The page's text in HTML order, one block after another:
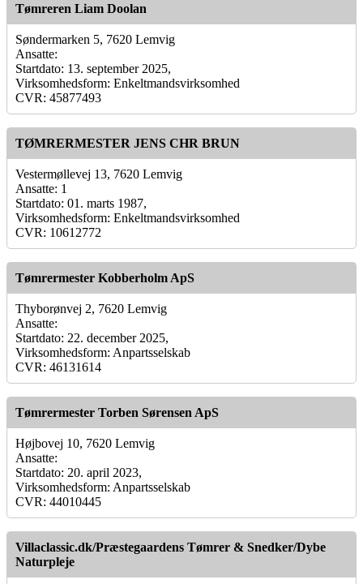
Tømreren Liam Doolan
Søndermarken 5, 7620 Lemvig
Ansatte:
Startdato: 13. september 2025,
Virksomhedsform: Enkeltmandsvirksomhed
CVR: 45877493
TØMRERMESTER JENS CHR BRUN
Vestermøllevej 13, 7620 Lemvig
Ansatte: 1
Startdato: 01. marts 1987,
Virksomhedsform: Enkeltmandsvirksomhed
CVR: 10612772
Tømrermester Kobberholm ApS
Thyborønvej 2, 7620 Lemvig
Ansatte:
Startdato: 22. december 2025,
Virksomhedsform: Anpartsselskab
CVR: 46131614
Tømrermester Torben Sørensen ApS
Højbovej 10, 7620 Lemvig
Ansatte:
Startdato: 20. april 2023,
Virksomhedsform: Anpartsselskab
CVR: 44010445
Villaclassic.dk/Præstegaardens Tømrer & Snedker/Dybe
Naturpleje